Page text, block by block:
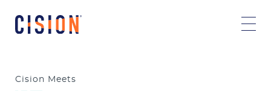
Cision Meets